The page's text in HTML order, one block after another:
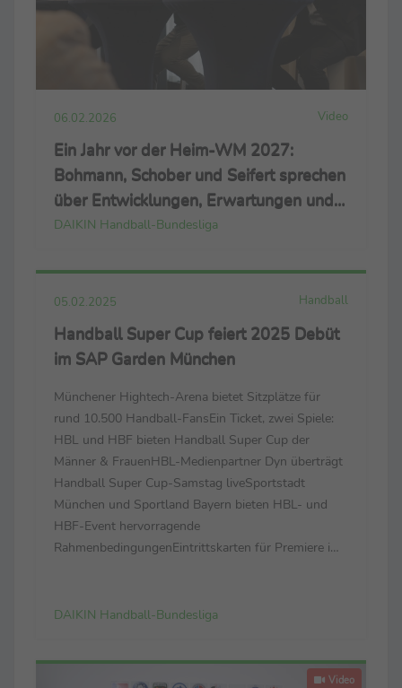
06.02.2026 Video
Ein Jahr vor der Heim-WM 2027:
Bohmann, Schober und Seifert sprechen
über Entwicklungen, Erwartungen und
Ziele für den deutschen Handball
DAIKIN Handball-Bundesliga
05.02.2025 Handball
Handball Super Cup feiert 2025 Debüt
im SAP Garden München
Münchener Hightech-Arena bietet Sitzplätze für
rund 10.500 Handball-FansEin Ticket, zwei Spiele:
HBL und HBF bieten Handball Super Cup der
Männer & FrauenHBL-Medienpartner Dyn überträgt
Handball Super Cup-Samstag liveSportstadt
München und Sportland Bayern bieten HBL- und
HBF-Event hervorragende
RahmenbedingungenEintrittskarten für Premiere im
Bayern können sich besonders auf den Handball ...
DAIKIN Handball-Bundesliga
Video